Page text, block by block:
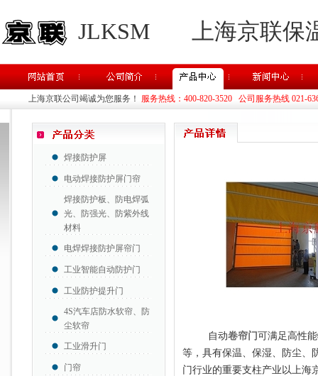
JLKSM 上海京联
上海京联公司竭诚为您服务！ 服务热线：400-820-3520 公司服务热线 021-
焊接防护屏
电动焊接防护屏门帘
焊接防护板、防电焊弧
光、防强光、防紫外线
材料
电焊焊接防护屏帘门
工业智能自动防护门
工业防护提升门
4S汽车店防水软帘、防
尘软帘
工业滑升门
门帘
自动卷帘门可满足高性
等，具有保温、保湿、防尘、
门行业的重要支柱产业以上海